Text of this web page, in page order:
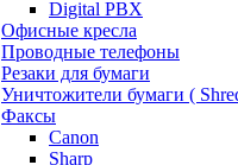
Digital PBX
Офисные кресла
Проводные телефоны
Резаки для бумаги
Уничтожители бумаги (
Факсы
Canon
Sharp